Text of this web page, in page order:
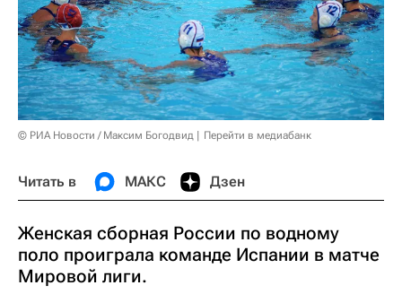
© РИА Новости / Максим Богодвид Перейти в медиабанк
Читать в МАКС Дзен
Женская сборная России по водному
поло проиграла команде Испании в матче
Мировой лиги.